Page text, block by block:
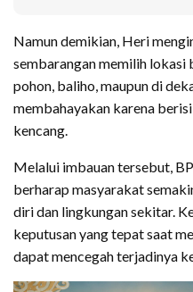
Namun demikian, Heri
sembarangan memilih lokasi
pohon, baliho, maupun di
membahayakan karena
kencang.
Melalui imbauan tersebut,
berharap masyarakat
diri dan lingkungan sekitar.
keputusan yang tepat saat
dapat mencegah terjadinya